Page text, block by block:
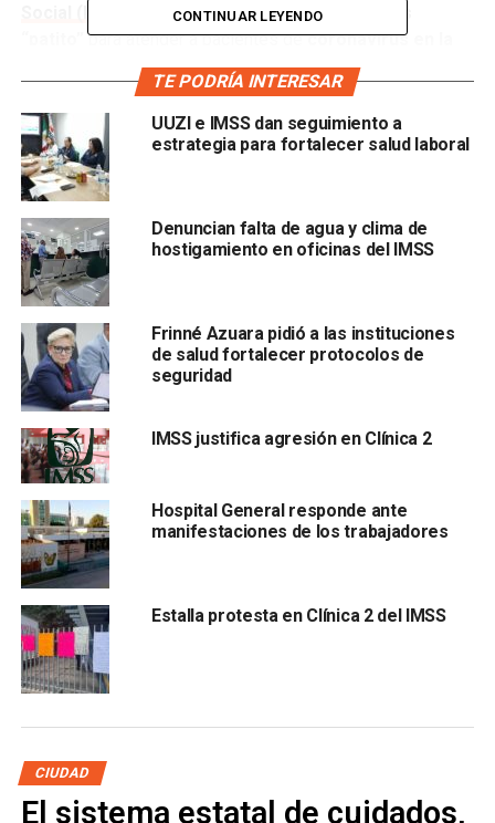
habría comprado 20 ventiladores
para atender a pacientes decoronavirus en la
en la capital potosina.
De acuerdo con Global Media ,el 4 de mayo la
delegación del IMSS en San Luis Potosí gastó 20
millones 300 mil pesos por la compra de 20
ventiladores
empresaIndustrias Sandoval S.A. de C.V.
Sin embargo, señalaron que
fueron rechazados por el mismo IMSS en otras tres
entidades,debido a que
no contaban con el registro
sanitario ante la Comisión Federal de Protección
contra Riesgos Sanitarios (Cofepris).
La primera delegación que rechazó estos ventiladores
marca Eternity fueVeracruz, el 29 de abril; un día
después, el 30 de abril, la delegación de
los rechazó; y el 7 de mayo, la delegación de Quintana
Rootambién los rechazó por la falta del registro sanitario
y algunas inconsistencias en la documentación.
CONTINUAR LEYENDO
TE PODRÍA INTERESAR
UUZI e IMSS dan seguimiento a
estrategia para fortalecer salud laboral
Denuncian falta de agua y clima de
hostigamiento en oficinas del IMSS
Frinné Azuara pidió a las instituciones
de salud fortalecer protocolos de
seguridad
IMSS justifica agresión en Clínica 2
Hospital General responde ante
manifestaciones de los trabajadores
Estalla protesta en Clínica 2 del IMSS
CIUDAD
El sistema estatal de cuidados,